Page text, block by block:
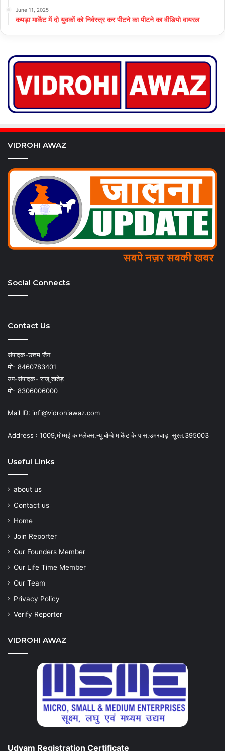
June 11, 2025
कपड़ा मार्केट में दो युवकों को निर्वस्त्र कर पीटने का पीटने का वीडियो वायरल
VIDROHI AWAZ
Social Connects
Contact Us
संपादक-उत्तम जैन
मो- 8460783401
उप-संपादक- राजू तातेड़
मो- 8306006000
Mail ID: infi@vidrohiawaz.com
Address : 1009,मोम्मई काम्प्लेक्स,न्यू बोम्बे मार्केट के पास,उमरवाड़ा सूरत.395003
Useful Links
about us
Contact us
Home
Join Reporter
Our Founders Member
Our Life Time Member
Our Team
Privacy Policy
Verify Reporter
VIDROHI AWAZ
Udyam Registration Certificate